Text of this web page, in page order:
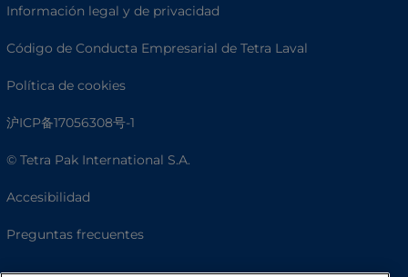
Información legal y de privacidad
Código de Conducta Empresarial de Tetra Laval
Política de cookies
沪ICP备17056308号-1
© Tetra Pak International S.A.
Accesibilidad
Preguntas frecuentes